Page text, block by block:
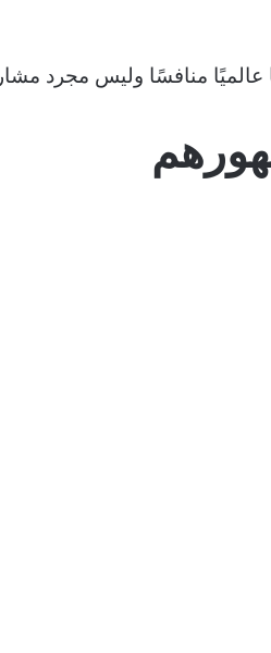
عالميًا منافسًا وليس مجرد